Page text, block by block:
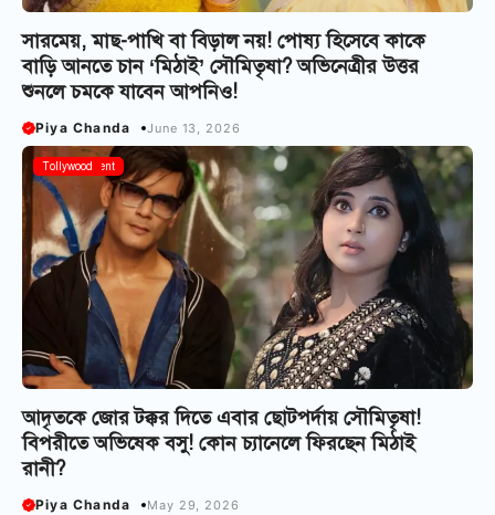
সারমেয়, মাছ-পাখি বা বিড়াল নয়! পোষ্য হিসেবে কাকে
বাড়ি আনতে চান ‘মিঠাই’ সৌমিতৃষা? অভিনেত্রীর উত্তর
শুনলে চমকে যাবেন আপনিও!
Piya Chanda June 13, 2026
Entertainment
Tollywood
আদৃতকে জোর টক্কর দিতে এবার ছোটপর্দায় সৌমিতৃষা!
বিপরীতে অভিষেক বসু! কোন চ্যানেলে ফিরছেন মিঠাই
রানী?
Piya Chanda May 29, 2026